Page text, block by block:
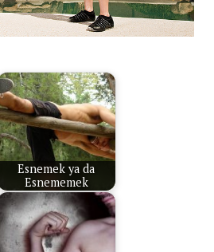
Esnemek ya da
Esnememek